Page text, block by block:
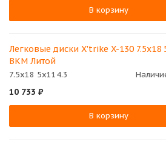
В корзину
Легковые диски X'trike X-130 7.5x18
BKM Литой
7.5x18 5x114.3
10 733 ₽
В корзину